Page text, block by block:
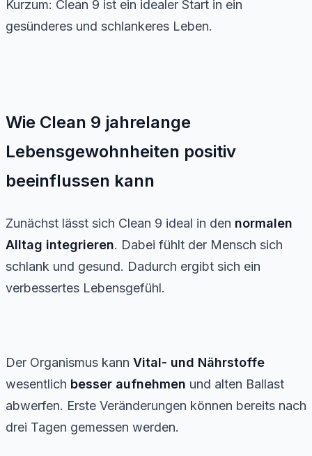
Kurzum: Clean 9 ist ein idealer Start in ein
gesünderes und schlankeres Leben.
Wie Clean 9 jahrelange
Lebensgewohnheiten positiv
beeinflussen kann
Zunächst lässt sich Clean 9 ideal in den normalen
Alltag integrieren. Dabei fühlt der Mensch sich
schlank und gesund. Dadurch ergibt sich ein
verbessertes Lebensgefühl.
Der Organismus kann Vital- und Nährstoffe
wesentlich besser aufnehmen und alten Ballast
abwerfen. Erste Veränderungen können bereits nach
drei Tagen gemessen werden.